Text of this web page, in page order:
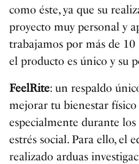
como éste, ya que su
proyecto muy personal y
trabajamos por más de 10
el producto es único y su
FeelRite: un respaldo
mejorar tu bienestar
especialmente durante
estrés social. Para ello, el
realizado arduas